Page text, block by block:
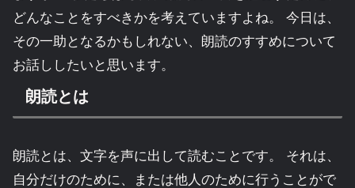
どんなことをすべきかを考えていますよね。 今日は、
その一助となるかもしれない、朗読のすすめについて
お話ししたいと思います。
朗読とは
朗読とは、文字を声に出して読むことです。 それは、
自分だけのために、または他人のために行うことがで